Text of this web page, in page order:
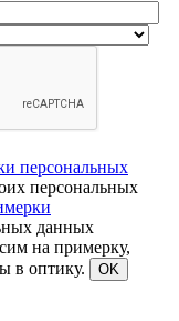
персональных
персональных
данных
на примерку,
в оптику.
OK